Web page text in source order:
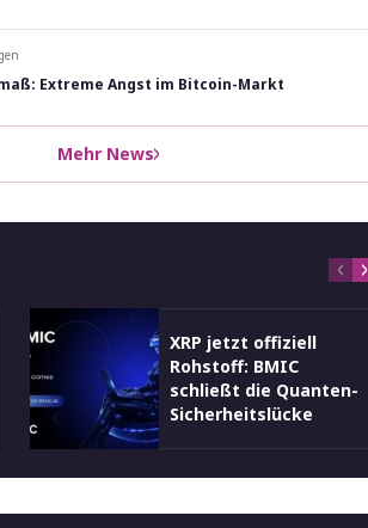
Extreme Angst im Bitcoin-Markt
Mehr News
XRP jetzt offiziell
Rohstoff: BMIC
schließt die Quanten-
Sicherheitslücke